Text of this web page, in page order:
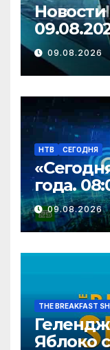
09.08.2026
НТВ СЕГОДНЯ
года.
09.08.2026
THE BREAKFAST
Яблоко